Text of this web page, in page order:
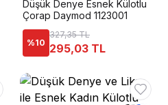
Düşük Denye Esnek Külotlu
Çorap Daymod 1123001
%10
327,35 TL
295,03 TL